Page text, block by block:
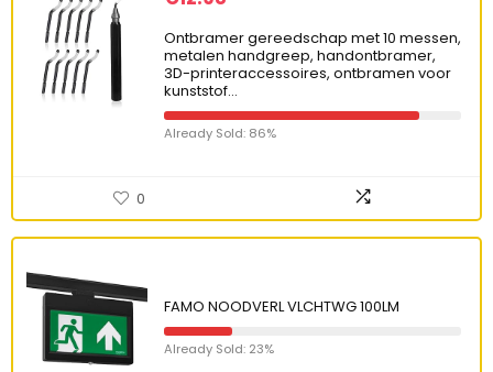
Ontbramer gereedschap met 10 messen,
metalen handgreep, handontbramer,
3D-printeraccessoires, ontbramen voor
kunststof…
Already Sold: 86%
0
FAMO NOODVERL VLCHTWG 100LM
Already Sold: 23%